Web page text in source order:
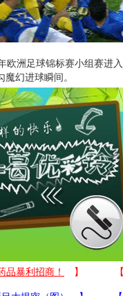
洲足球锦标赛小组赛进入
幻进球瞬间。